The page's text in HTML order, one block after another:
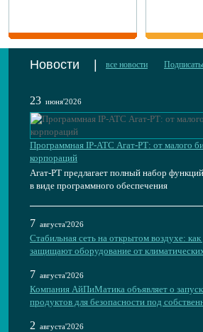
Новости все новости
23 июня'2026
Программная IP-АТС Агат-РТ: от малого
корпораций
Агат-РТ предлагает полный набор
в виде программного обеспечения
7 августа'2026
Стабильная сеть на открытом воздухе:
защищают оборудование от
7 августа'2026
Компания АйПиМатика объявляет о
продуктов для безопасности под
2 августа'2026